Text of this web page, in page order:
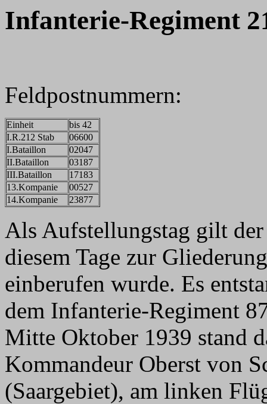
Infanterie-Regiment
Feldpostnummern:
Einheit
bis 42
I.R.212 Stab
06600
I.Bataillon
02047
II.Bataillon
03187
III.Bataillon
17183
13.Kompanie
00527
14.Kompanie
23877
Als Aufstellungstag gilt
diesem Tage zur
einberufen wurde. Es
dem Infanterie-Regiment
Mitte Oktober 1939 stand
Kommandeur Oberst von
(Saargebiet), am linken